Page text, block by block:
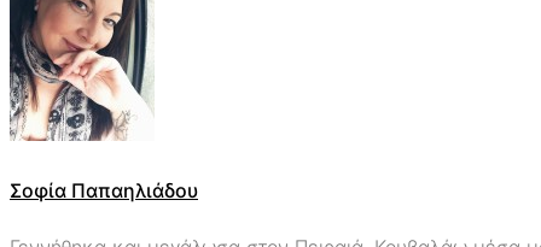
Σοφία Παπαηλιάδου